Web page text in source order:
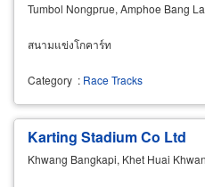
Tumbol Nongprue, Amphoe Bang
สนามแข่งโกคาร์ท
Category : Race Tracks
Karting Stadium Co Ltd
Khwang Bangkapi, Khet Huai